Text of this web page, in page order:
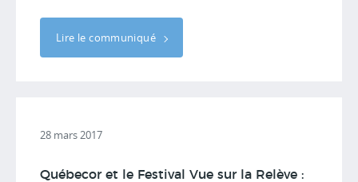
Lire le communiqué
28 mars 2017
Québecor et le Festival Vue sur la Relève :